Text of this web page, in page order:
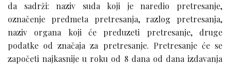
da sadrži: naziv suda koji je naredio pretresanje,
označenje predmeta pretresanja, razlog pretresanja,
naziv organa koji će preduzeti pretresanje, druge
podatke od značaja za pretresanje. Pretresanje će se
započeti najkasnije u roku od 8 dana od dana izdavanja